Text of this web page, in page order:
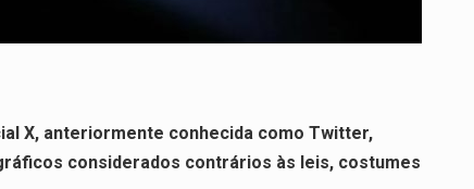
X, anteriormente conhecida como Twitter,
considerados contrários às leis, costumes